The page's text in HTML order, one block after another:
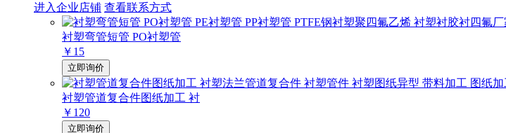
进入企业店铺 查看联系方式
衬塑弯管短管 PO衬塑管
￥15
立即询价
衬塑管道复合件图纸加工 衬
￥120
立即询价